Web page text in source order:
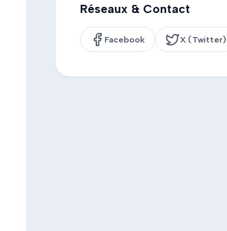
Réseaux & Contact
Facebook X (Twitter)